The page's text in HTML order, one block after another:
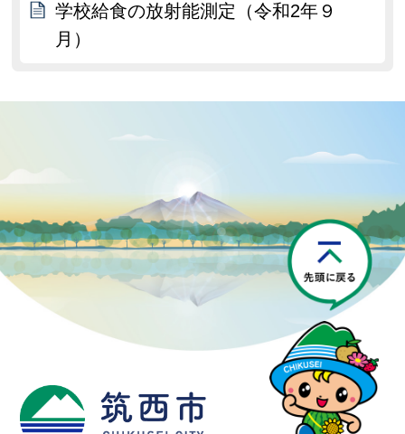
学校給食の放射能測定（令和2年９
月）
筑西市